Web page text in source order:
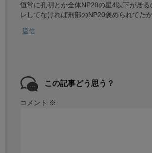
恒常に孔明とか全体NP20の星4以下が居る
レしてなければ刑部のNP20褒められてた
返信
この記事どう思う？
コメント ※